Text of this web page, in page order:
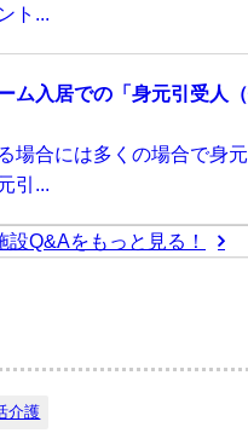
ト...
ム入居での「身元引受人
場合には多くの場合で身
引...
設Q&Aをもっと見る！
介護